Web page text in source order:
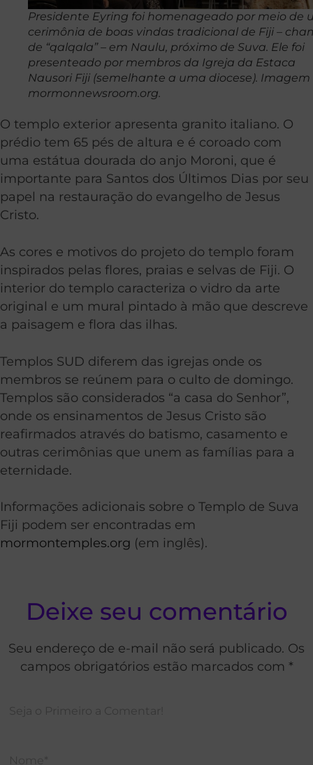
Presidente Eyring foi homenageado por meio de
cerimônia de boas vindas tradicional de Fiji –
de “qalqala” – em Naulu, próximo de Suva. Ele foi
presenteado por membros da Igreja da Estaca
Nausori Fiji (semelhante a uma diocese). Imagem
mormonnewsroom.org.
O templo exterior apresenta granito italiano. O
prédio tem 65 pés de altura e é coroado com
uma estátua dourada do anjo Moroni, que é
importante para Santos dos Últimos Dias por seu
papel na restauração do evangelho de Jesus
Cristo.
As cores e motivos do projeto do templo foram
inspirados pelas flores, praias e selvas de Fiji. O
interior do templo caracteriza o vidro da arte
original e um mural pintado à mão que descreve
a paisagem e flora das ilhas.
Templos SUD diferem das igrejas onde os
membros se reúnem para o culto de domingo.
Templos são considerados “a casa do Senhor”,
onde os ensinamentos de Jesus Cristo são
reafirmados através do batismo, casamento e
outras cerimônias que unem as famílias para a
eternidade.
Informações adicionais sobre o Templo de Suva
Fiji podem ser encontradas em
mormontemples.org (em inglês).
Deixe seu comentário
Seu endereço de e-mail não será publicado. Os
campos obrigatórios estão marcados com *